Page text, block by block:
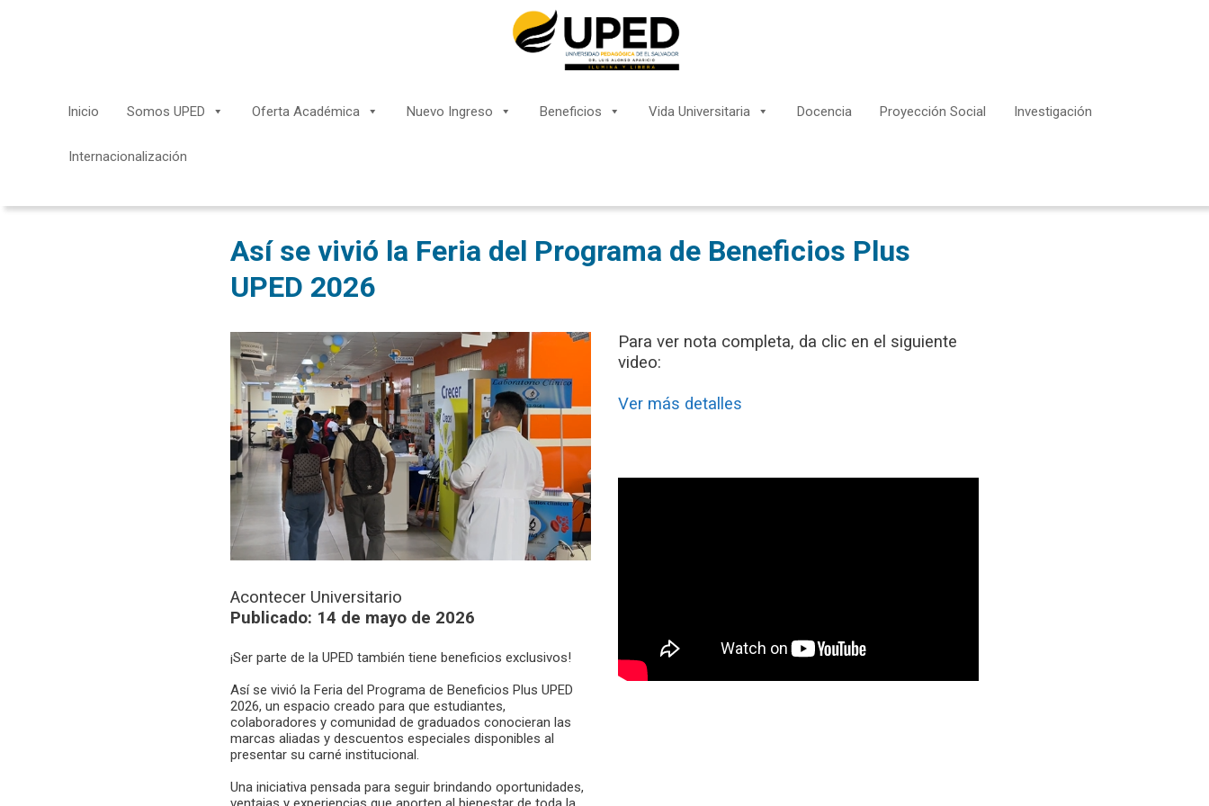
Inicio Somos UPED Oferta Académica Nuevo Ingreso Beneficios Vida Universitaria Docencia Proyección Social Investigación
Internacionalización
Así se vivió la Feria del Programa de Beneficios Plus
UPED 2026
Acontecer Universitario
Publicado: 14 de mayo de 2026
¡Ser parte de la UPED también tiene beneficios exclusivos!
Así se vivió la Feria del Programa de Beneficios Plus UPED
2026, un espacio creado para que estudiantes,
colaboradores y comunidad de graduados conocieran las
marcas aliadas y descuentos especiales disponibles al
presentar su carné institucional.
Una iniciativa pensada para seguir brindando oportunidades,
Para ver nota completa, da clic en el siguiente
video:
Ver más detalles